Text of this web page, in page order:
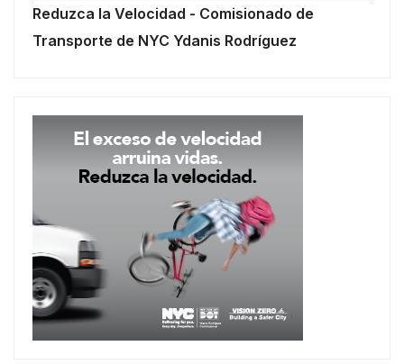
Reduzca la Velocidad - Comisionado de
Transporte de NYC Ydanis Rodríguez